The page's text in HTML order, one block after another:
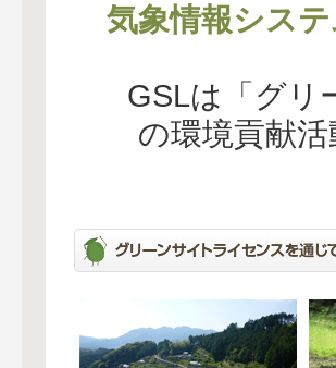
気象情報シス
GSLは「グリ
の環境貢献